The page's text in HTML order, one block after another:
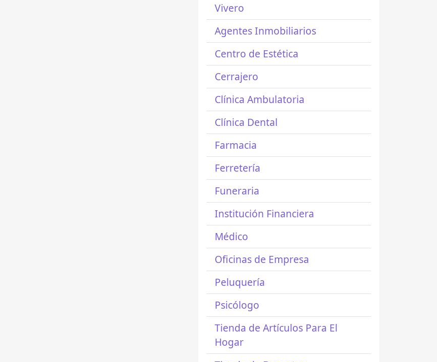
Vivero
Agentes Inmobiliarios
Centro de Estética
Cerrajero
Clínica Ambulatoria
Clínica Dental
Farmacia
Ferretería
Funeraria
Institución Financiera
Médico
Oficinas de Empresa
Peluquería
Psicólogo
Tienda de Artículos Para El
Hogar